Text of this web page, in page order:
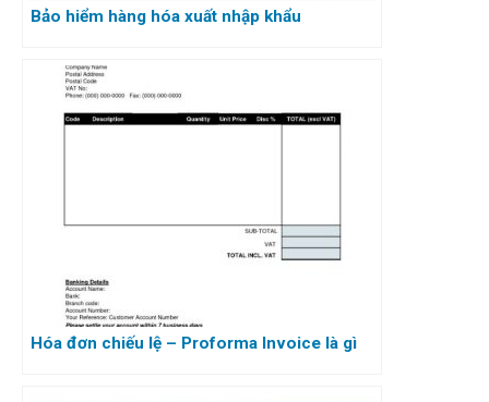
Bảo hiểm hàng hóa xuất nhập khẩu
Hóa đơn chiếu lệ – Proforma Invoice là gì